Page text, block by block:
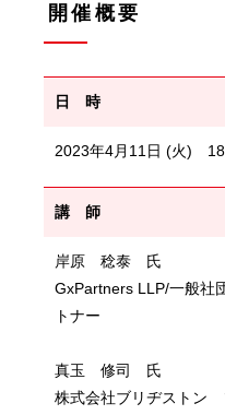
開催概要
日 時
2023年4月11日 (火)
講 師
岸原 稔泰 氏
GxPartners LLP/一般
トナー
真玉 修司 氏
株式会社ブリヂストン